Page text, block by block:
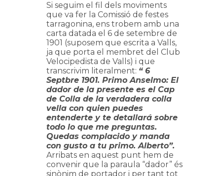
Si seguim el fil dels moviments
que va fer la Comissió de festes
tarragonina, ens trobem amb una
carta datada el 6 de setembre de
1901 (suposem que escrita a Valls,
ja que porta el membret del Club
Velocipedista de Valls) i que
transcrivim literalment: “ 6
Septbre 1901. Primo Anselmo: El
dador de la presente es el Cap
de Colla de la verdadera colla
vella con quien puedes
entenderte y te detallará sobre
todo lo que me preguntas.
Quedas complacido y manda
con gusto a tu primo. Alberto”.
Arribats en aquest punt hem de
convenir que la paraula “dador” és
sinònim de portador i per tant tot